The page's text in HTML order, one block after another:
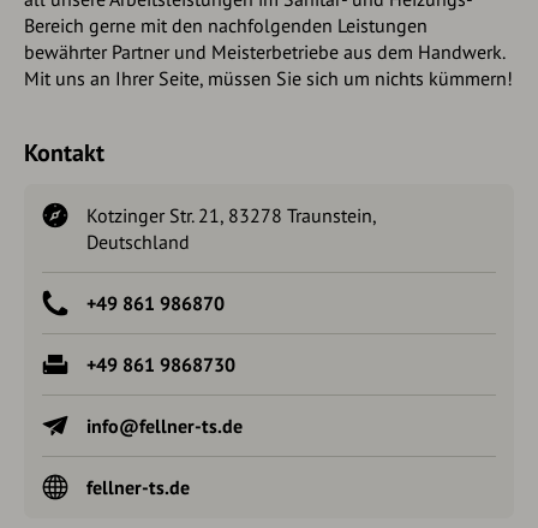
Bereich gerne mit den nachfolgenden Leistungen
bewährter Partner und Meisterbetriebe aus dem Handwerk.
Mit uns an Ihrer Seite, müssen Sie sich um nichts kümmern!
Kontakt
Kotzinger Str. 21, 83278 Traunstein,
Deutschland
+49 861 986870
+49 861 9868730
info@fellner-ts.de
fellner-ts.de